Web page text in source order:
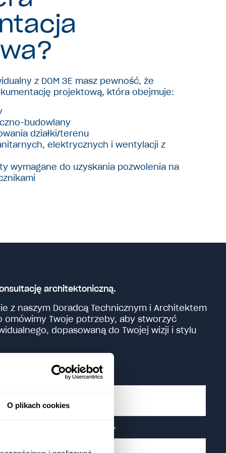
O plikach cookies
z DOM 3E masz pewność, że
projektową, która obejmuje:
budowlany
działki/terenu
elektrycznych i wentylacji z
wymagane do uzyskania pozwolenia na
architektoniczną.
z naszym Doradcą Technicznym i Architektem
omówimy Twoje potrzeby, aby stworzyć
dopasowaną do Twojej wizji i stylu
Nazwisko*
*